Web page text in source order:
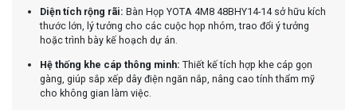
Diện tích rộng rãi: Bàn Họp YOTA 4M8 48BHY14-14sở hữu kích
thước lớn, lý tưởng cho các cuộc họp nhóm, trao đổi ý tưởng
hoặc trình bày kế hoạch dự án.
Hệ thống khe cáp thông minh: Thiết kế tích hợp khe cáp gọn
gàng, giúp sắp xếp dây điện ngăn nắp, nâng cao tính thẩm mỹ
cho không gian làm việc.